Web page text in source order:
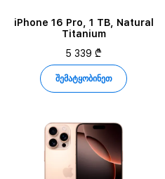
iPhone 16 Pro, 1 TB, Natural
Titanium
5 339 ₾
შემატყობინეთ